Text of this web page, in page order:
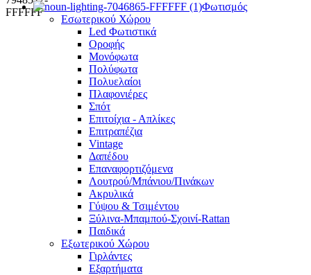
Φωτισμός
Εσωτερικού Χώρου
Led Φωτιστικά
Οροφής
Μονόφωτα
Πολύφωτα
Πολυελαίοι
Πλαφονιέρες
Σπότ
Επιτοίχια - Απλίκες
Επιτραπέζια
Vintage
Δαπέδου
Επαναφορτιζόμενα
Λουτρού/Μπάνιου/Πινάκων
Ακρυλικά
Γύψου & Τσιμέντου
Ξύλινα-Μπαμπού-Σχοινί-Rattan
Παιδικά
Εξωτερικού Χώρου
Γιρλάντες
Εξαρτήματα